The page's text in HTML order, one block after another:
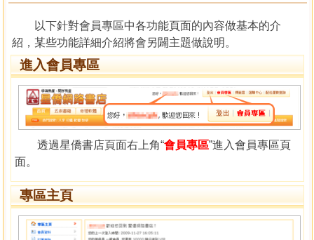
以下針對會員專區中各功能頁面的內容做基本的介
紹，某些功能詳細介紹將會另闢主題做說明。
進入會員專區
透過星僑書店頁面右上角“會員專區”進入會員專區頁
面。
專區主頁